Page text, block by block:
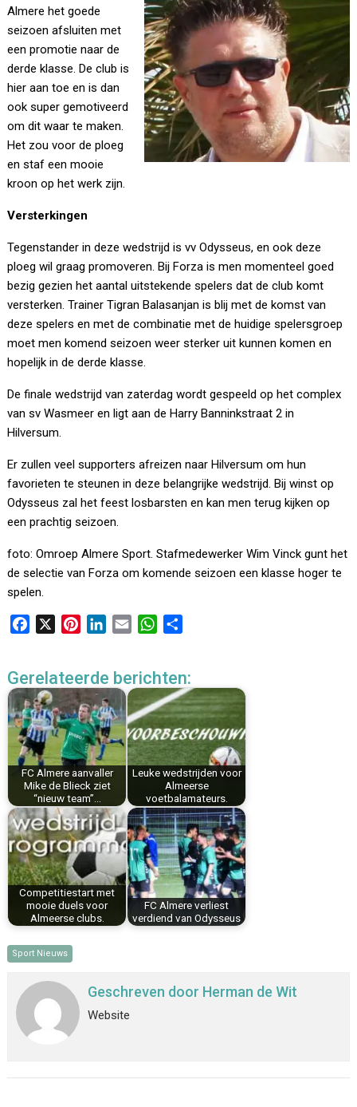
Almere het goede
seizoen afsluiten met
een promotie naar de
derde klasse. De club is
hier aan toe en is dan
ook super gemotiveerd
om dit waar te maken.
Het zou voor de ploeg
en staf een mooie
kroon op het werk zijn.
Versterkingen
Tegenstander in deze wedstrijd is vv Odysseus, en ook deze
ploeg wil graag promoveren. Bij Forza is men momenteel goed
bezig gezien het aantal uitstekende spelers dat de club komt
versterken. Trainer Tigran Balasanjan is blij met de komst van
deze spelers en met de combinatie met de huidige spelersgroep
moet men komend seizoen weer sterker uit kunnen komen en
hopelijk in de derde klasse.
De finale wedstrijd van zaterdag wordt gespeeld op het complex
van sv Wasmeer en ligt aan de Harry Banninkstraat 2 in
Hilversum.
Er zullen veel supporters afreizen naar Hilversum om hun
favorieten te steunen in deze belangrijke wedstrijd. Bij winst op
Odysseus zal het feest losbarsten en kan men terug kijken op
een prachtig seizoen.
foto: Omroep Almere Sport. Stafmedewerker Wim Vinck gunt het
de selectie van Forza om komende seizoen een klasse hoger te
spelen.
e
b
o
o
k
t
e
r
e
s
t
k
e
d
I
n
i
l
W
t
s
A
p
p
e
n
Gerelateerde berichten:
FC Almere aanvaller
Mike de Blieck ziet
“nieuw team”…
Leuke wedstrijden voor
Almeerse
voetbalamateurs.
Competitiestart met
mooie duels voor
Almeerse clubs.
FC Almere verliest
verdiend van Odysseus
Sport Nieuws
Geschreven door Herman de Wit
Website